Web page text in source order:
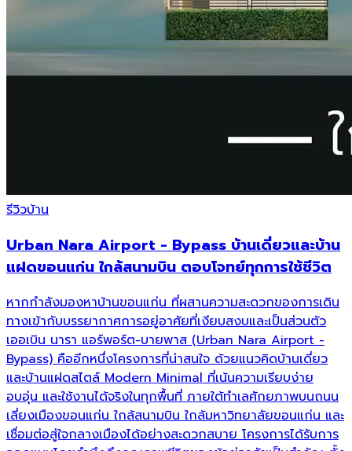
รีวิวบ้าน
Urban Nara Airport - Bypass บ้านเดี่ยวและบ้าน
แฝดขอนแก่น ใกล้สนามบิน ตอบโจทย์ทุกการใช้ชีวิต
หากกำลังมองหาบ้านขอนแก่น ที่ผสานความสะดวกของการเดิน
ทางเข้ากับบรรยากาศการอยู่อาศัยที่เงียบสงบและเป็นส่วนตัว
เออเบิน นารา แอร์พอร์ต-บายพาส (Urban Nara Airport -
Bypass) คืออีกหนึ่งโครงการที่น่าสนใจ ด้วยแนวคิดบ้านเดี่ยว
และบ้านแฝดสไตล์ Modern Minimal ที่เน้นความเรียบง่าย
อบอุ่น และใช้งานได้จริงในทุกพื้นที่ ภายใต้ทำเลศักยภาพบนถนน
เลี่ยงเมืองขอนแก่น ใกล้สนามบิน ใกล้มหาวิทยาลัยขอนแก่น และ
เชื่อมต่อสู่ใจกลางเมืองได้อย่างสะดวกสบาย โครงการได้รับการ